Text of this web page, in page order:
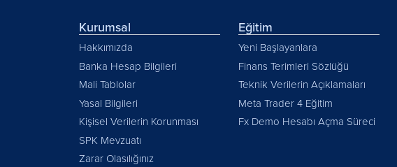
Kurumsal
Hakkımızda
Banka Hesap Bilgileri
Mali Tablolar
Yasal Bilgileri
Kişisel Verilerin Korunması
SPK Mevzuatı
Zarar Olasılığınız
Eğitim
Yeni Başlayanlara
Finans Terimleri Sözlüğü
Teknik Verilerin Açıklamaları
Meta Trader 4 Eğitim
Fx Demo Hesabı Açma Süreci